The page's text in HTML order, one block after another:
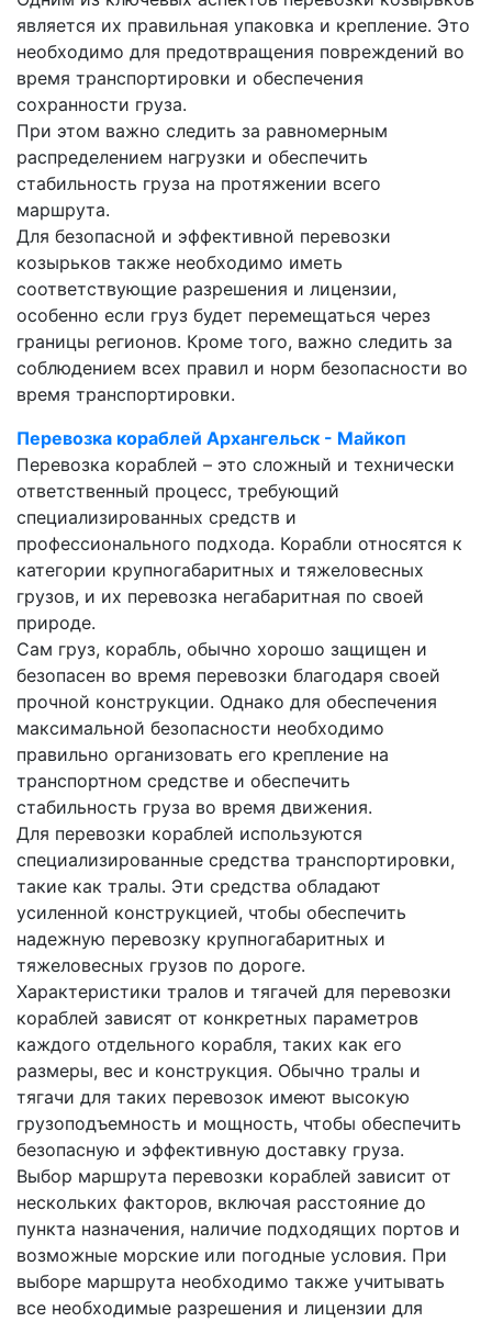
является их правильная упаковка и крепление. Это
необходимо для предотвращения повреждений во
время транспортировки и обеспечения
сохранности груза.
При этом важно следить за равномерным
распределением нагрузки и обеспечить
стабильность груза на протяжении всего
маршрута.
Для безопасной и эффективной перевозки
козырьков также необходимо иметь
соответствующие разрешения и лицензии,
особенно если груз будет перемещаться через
границы регионов. Кроме того, важно следить за
соблюдением всех правил и норм безопасности во
время транспортировки.
Перевозка кораблей Архангельск - Майкоп
Перевозка кораблей – это сложный и технически
ответственный процесс, требующий
специализированных средств и
профессионального подхода. Корабли относятся к
категории крупногабаритных и тяжеловесных
грузов, и их перевозка негабаритная по своей
природе.
Сам груз, корабль, обычно хорошо защищен и
безопасен во время перевозки благодаря своей
прочной конструкции. Однако для обеспечения
максимальной безопасности необходимо
правильно организовать его крепление на
транспортном средстве и обеспечить
стабильность груза во время движения.
Для перевозки кораблей используются
специализированные средства транспортировки,
такие как тралы. Эти средства обладают
усиленной конструкцией, чтобы обеспечить
надежную перевозку крупногабаритных и
тяжеловесных грузов по дороге.
Характеристики тралов и тягачей для перевозки
кораблей зависят от конкретных параметров
каждого отдельного корабля, таких как его
размеры, вес и конструкция. Обычно тралы и
тягачи для таких перевозок имеют высокую
грузоподъемность и мощность, чтобы обеспечить
безопасную и эффективную доставку груза.
Выбор маршрута перевозки кораблей зависит от
нескольких факторов, включая расстояние до
пункта назначения, наличие подходящих портов и
возможные морские или погодные условия. При
выборе маршрута необходимо также учитывать
все необходимые разрешения и лицензии для